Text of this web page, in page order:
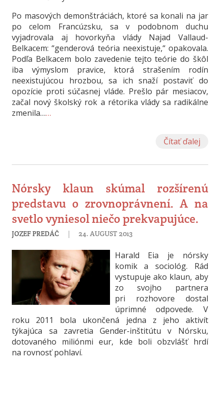
Po masových demonštráciách, ktoré sa konali na jar
po celom Francúzsku, sa v podobnom duchu
vyjadrovala aj hovorkyňa vlády Najad Vallaud-
Belkacem: “genderová teória neexistuje,“ opakovala.
Podľa Belkacem bolo zavedenie tejto teórie do škôl
iba výmyslom pravice, ktorá strašením rodín
neexistujúcou hrozbou, sa ich snaží postaviť do
opozície proti súčasnej vláde. Prešlo pár mesiacov,
začal nový školský rok a rétorika vlády sa radikálne
zmenila……
Čítať ďalej
Nórsky klaun skúmal rozšírenú
predstavu o zrovnoprávnení. A na
svetlo vyniesol niečo prekvapujúce.
JOZEF PREDÁČ |24. AUGUST 2013
Harald Eia je nórsky
komik a sociológ. Rád
vystupuje ako klaun, aby
zo svojho partnera
pri rozhovore dostal
úprimné odpovede. V
roku 2011 bola ukončená jedna z jeho aktivít
týkajúca sa zavretia Gender-inštitútu v Nórsku,
dotovaného miliónmi eur, kde boli obzvlášť hrdí
na rovnosť pohlaví.